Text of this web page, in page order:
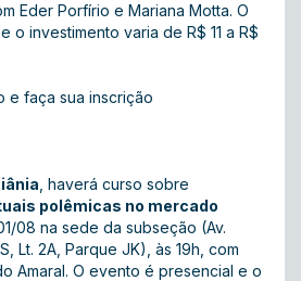
Eder Porfírio e Mariana Motta. O
o investimento varia de R$ 11 a R$
e faça sua inscrição
, haverá curso sobre
polêmicas no mercado
08 na sede da subseção (Av.
Lt. 2A, Parque JK), às 19h, com
Amaral. O evento é presencial e o